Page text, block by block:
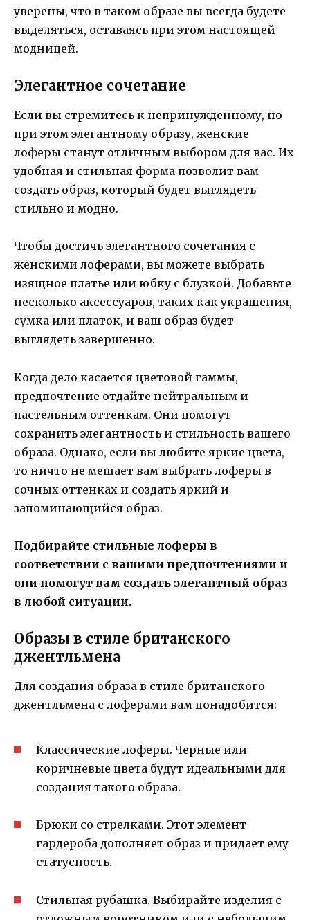
уверены, что в таком образе вы всегда будете
выделяться, оставаясь при этом настоящей
модницей.
Элегантное сочетание
Если вы стремитесь к непринужденному, но
при этом элегантному образу, женские
лоферы станут отличным выбором для вас. Их
удобная и стильная форма позволит вам
создать образ, который будет выглядеть
стильно и модно.
Чтобы достичь элегантного сочетания с
женскими лоферами, вы можете выбрать
изящное платье или юбку с блузкой. Добавьте
несколько аксессуаров, таких как украшения,
сумка или платок, и ваш образ будет
выглядеть завершенно.
Когда дело касается цветовой гаммы,
предпочтение отдайте нейтральным и
пастельным оттенкам. Они помогут
сохранить элегантность и стильность вашего
образа. Однако, если вы любите яркие цвета,
то ничто не мешает вам выбрать лоферы в
сочных оттенках и создать яркий и
запоминающийся образ.
Подбирайте стильные лоферы в
соответствии с вашими предпочтениями и
они помогут вам создать элегантный образ
в любой ситуации.
Образы в стиле британского
джентльмена
Для создания образа в стиле британского
джентльмена с лоферами вам понадобится:
Классические лоферы. Черные или
коричневые цвета будут идеальными для
создания такого образа.
Брюки со стрелками. Этот элемент
гардероба дополняет образ и придает ему
статусность.
Стильная рубашка. Выбирайте изделия с